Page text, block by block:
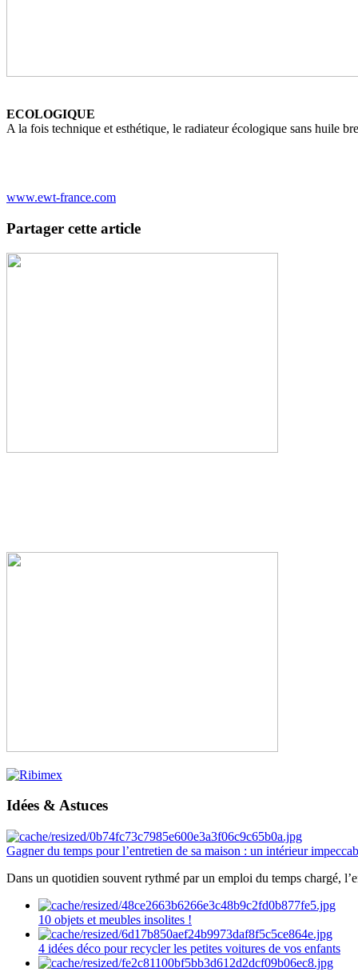
ECOLOGIQUE
A la fois technique et esthétique, le radiateur écologique sans huile
www.ewt-france.com
Partager cette article
Idées & Astuces
Gagner du temps pour l’entretien de sa maison : un intérieur
Dans un quotidien souvent rythmé par un emploi du temps chargé,
10 objets et meubles insolites !
4 idées déco pour recycler les petites voitures de vos enfants